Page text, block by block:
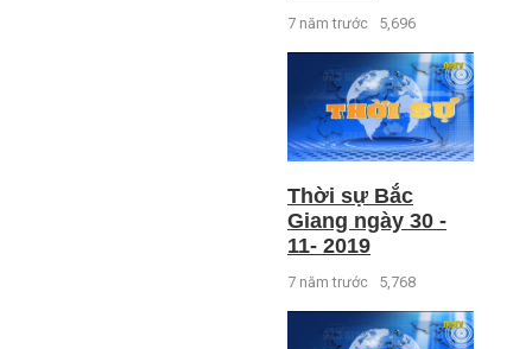
7 năm trước 5,696
Thời sự Bắc
Giang ngày 30 -
11- 2019
7 năm trước 5,768